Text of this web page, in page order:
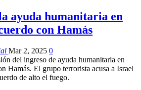
ayuda humanitaria en
con Hamás
Mar 2, 2025 0
del ingreso de ayuda humanitaria en
Hamás. El grupo terrorista acusa a Israel
de alto el fuego.